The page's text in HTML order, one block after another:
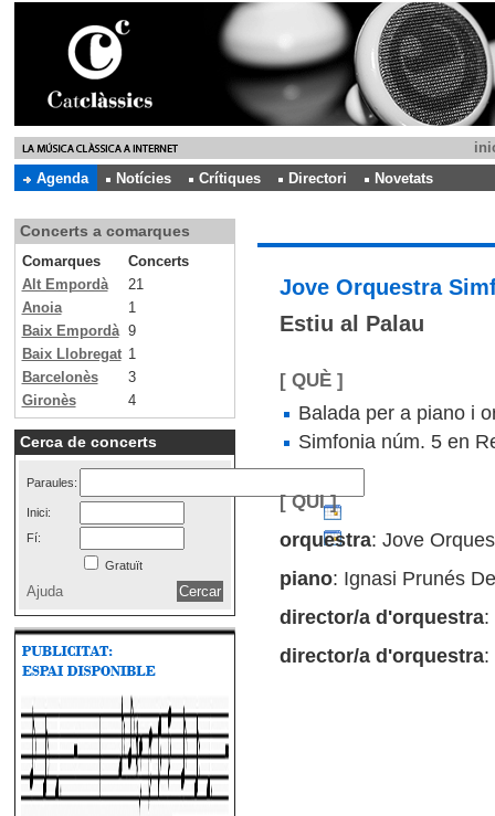
Agenda
Notícies Crítiques Directori Novetats
Concerts a comarques
Comarques
Concerts
Alt Empordà
21
Anoia
1
Baix Empordà 9
Baix Llobregat 1
Barcelonès
3
Gironès
4
Cerca de concerts
Paraules:
Inici:
Fí:
Gratuït
Ajuda
Jove Orquestra
Estiu al Palau
[ QUÈ ]
Balada per a piano i
Simfonia núm. 5 en
[ QUI ]
orquestra: Jove
piano: Ignasi Prunés
director/a d'orquestra:
director/a d'orquestra: